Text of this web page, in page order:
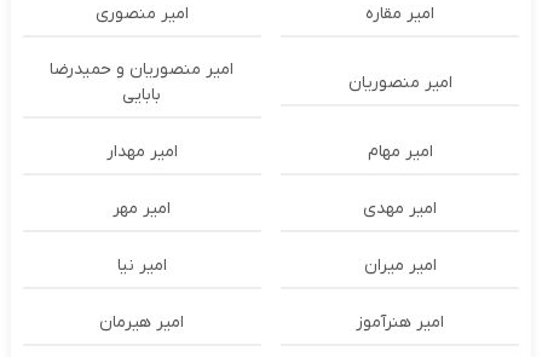
امیر مقاره امیر منصوری
امیر منصوریان
امیر منصوریان و حمیدرضا
بابایی
امیر مهام امیر مهدار
امیر مهدی امیر مهر
امیر میران امیر نیا
امیر هنرآموز امیر هیرمان